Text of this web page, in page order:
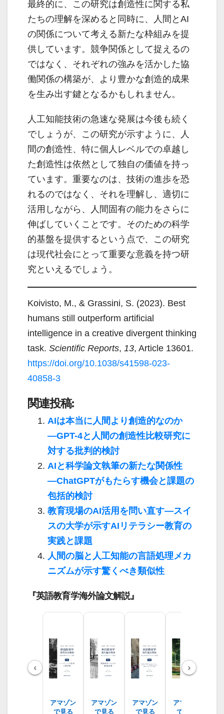
最終的に、この研究は創造性に関する私
たちの理解を深めると同時に、人間とAI
の関係について考える新たな枠組みを提
供しています。競争関係として捉えるの
ではなく、それぞれの強みを活かした協
働関係の構築が、より豊かな創造的成果
を生み出す鍵となるかもしれません。
人工知能技術の急速な発展は今後も続く
でしょうが、この研究が示すように、人
間の創造性、特に個人レベルでの卓越し
た創造性は依然として独自の価値を持っ
ています。重要なのは、技術の進歩を恐
れるのではなく、それを理解し、適切に
活用しながら、人間固有の能力をさらに
伸ばしていくことです。そのための科学
的基盤を提供するという点で、この研究
は現代社会にとって重要な意義を持つ研
究といえるでしょう。
Koivisto, M., & Grassini, S. (2023). Best
humans still outperform artificial
intelligence in a creative divergent thinking
task. Scientific Reports, 13, Article 13601.
https://doi.org/10.1038/s41598-023-
40858-3
関連投稿:
AIは本当に人間より創造的なのか
―GPT-4と人間の創造性比較研究に
対する批判的検討
AIと科学論文執筆の新たな関係性
―ChatGPTがもたらす機会と課題の
包括的検討
教育現場のAI活用を問い直す―スイ
スの大学が示すAIリテラシー教育の
実践と課題
人間の脳と人工知能の言語処理メカ
ニズムが示す驚くべき類似性
『英語教育学海外論文解説』
‹
アマゾン
で見る
アマゾン
で見る
アマゾン
で見る
アマゾン
で見る
›